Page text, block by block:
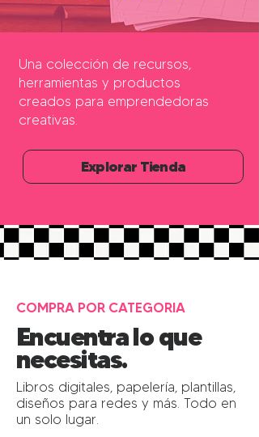
Una colección de recursos,
herramientas y productos
creados para emprendedoras
creativas.
Explorar Tienda
COMPRA POR CATEGORIA
Encuentra lo que
necesitas.
Libros digitales, papelería, plantillas,
diseños para redes y más. Todo en
un solo lugar.